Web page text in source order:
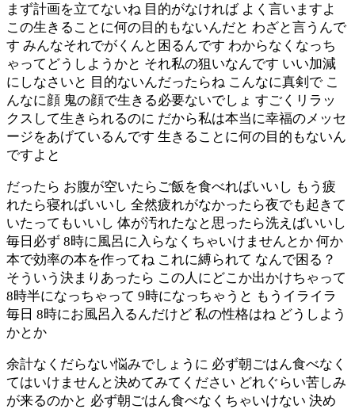
まず計画を立てないね 目的がなければ よく言いますよ
この生きることに何の目的もないんだと わざと言うんで
す みんなそれでがくんと困るんです わからなくなっち
ゃってどうしようかと それ私の狙いなんです いい加減
にしなさいと 目的ないんだったらね こんなに真剣で こ
んなに顔 鬼の顔で生きる必要ないでしょ すごくリラッ
クスして生きられるのに だから私は本当に幸福のメッセ
ージをあげているんです 生きることに何の目的もないん
ですよと
だったら お腹が空いたらご飯を食べればいいし もう疲
れたら寝ればいいし 全然疲れがなかったら夜でも起きて
いたってもいいし 体が汚れたなと思ったら洗えばいいし
毎日必ず 8時に風呂に入らなくちゃいけませんとか 何か
本で効率の本を作ってね これに縛られて なんで困る？
そういう決まりあったら この人にどこか出かけちゃって
8時半になっちゃって 9時になっちゃうと もうイライラ
毎日 8時にお風呂入るんだけど 私の性格はね どうしよう
かとか
余計なくだらない悩みでしょうに 必ず朝ごはん食べなく
てはいけませんと決めてみてください どれぐらい苦しみ
が来るのかと 必ず朝ごはん食べなくちゃいけない 決め